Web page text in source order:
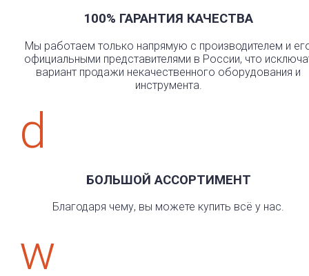
100% ГАРАНТИЯ КАЧЕСТВА
Мы работаем только напрямую с производителем и
официальными представителями в России, что
вариант продажи некачественного оборудования и
инструмента.
d
БОЛЬШОЙ АССОРТИМЕНТ
Благодаря чему, вы можете купить всё у нас.
w